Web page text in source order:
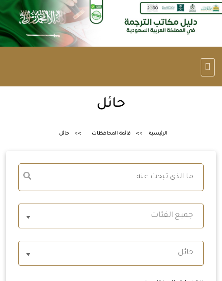
حائل
الرئيسية قائمة المحافظات حائل
جميع الفئات
حائل